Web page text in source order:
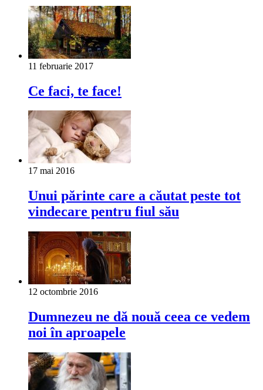
11 februarie 2017
Ce faci, te face!
17 mai 2016
Unui părinte care a căutat peste tot
vindecare pentru fiul său
12 octombrie 2016
Dumnezeu ne dă nouă ceea ce vedem
noi în aproapele